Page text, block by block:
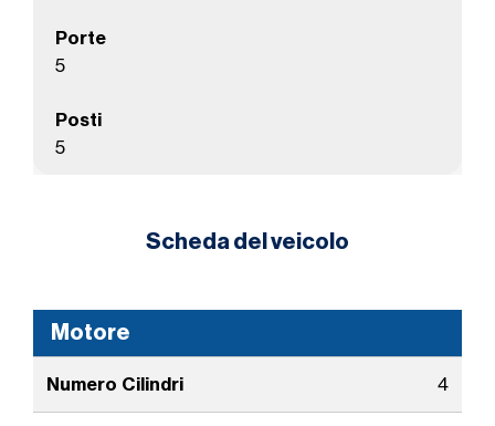
Porte
5
Posti
5
Scheda del veicolo
Motore
Numero Cilindri 4